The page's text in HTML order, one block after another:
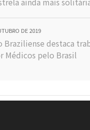
DE 2019
Braziliense destaca
Médicos pelo Brasil